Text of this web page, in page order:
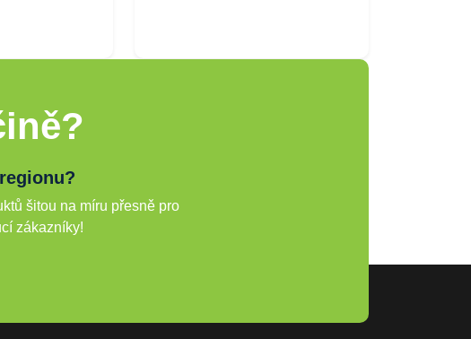
šitou na míru přesně pro
zákazníky!